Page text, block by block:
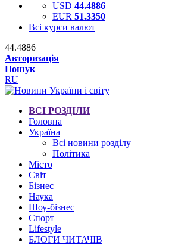
USD 44.4886
EUR 51.3350
Всі курси валют
44.4886
Авторизація
Пошук
RU
ВСІ РОЗДІЛИ
Головна
Україна
Всі новини розділу
Політика
Місто
Світ
Бізнес
Наука
Шоу-бізнес
Спорт
Lifestyle
БЛОГИ ЧИТАЧІВ